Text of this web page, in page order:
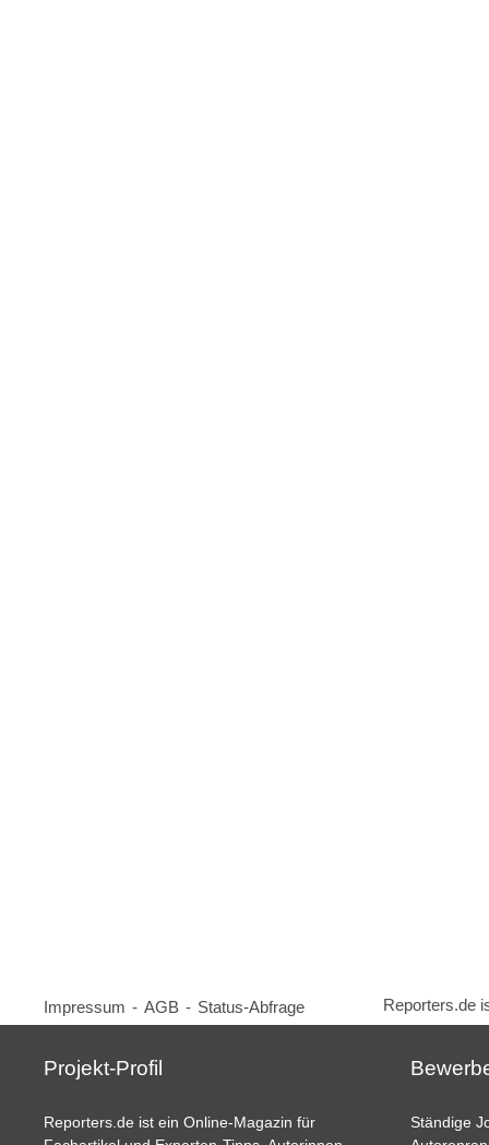
Impressum - AGB - Status-Abfrage Reporters.de
Projekt-Profil
Reporters.de ist ein Online-Magazin für
Ständige